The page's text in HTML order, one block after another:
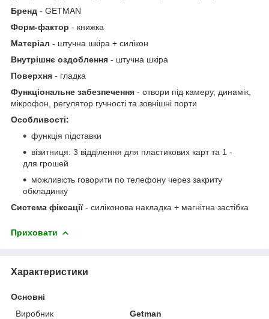
Бренд - GETMAN
Форм-фактор - книжка
Матеріал - штучна шкіра + силікон
Внутрішнє оздоблення - штучна шкіра
Поверхня - гладка
Функціональне забезпечення - отвори під камеру, динамік,
мікрофон, регулятор гучності та зовнішні порти
Особливості:
функція підставки
візитниця: 3 відділення для пластикових карт та 1 -
для грошей
можливість говорити по телефону через закриту
обкладинку
Система фіксації- силіконова накладка + магнітна застібка
Приховати
Характеристики
Основні
Виробник
Getman